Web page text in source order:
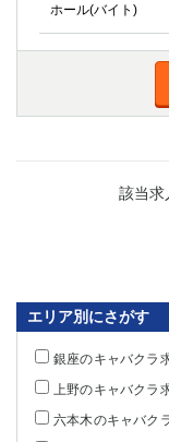
ホール(バイト)
該当求
エリア別にさがす
銀座のキャバクラ
上野のキャバクラ
六本木のキャバク
東武宇都宮（
該当求人 0